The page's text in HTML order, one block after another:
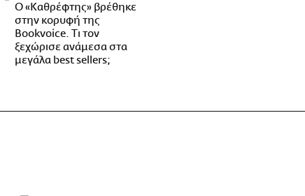
Ο «Καθρέφτης» βρέθηκε
στην κορυφή της
Bookvoice. Τι τον
ξεχώρισε ανάμεσα στα
μεγάλα best sellers;